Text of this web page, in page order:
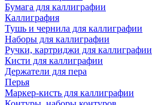
Бумага для каллиграфии
Каллиграфия
Тушь и чернила для каллиграфии
Наборы для каллиграфии
Ручки, картриджи для каллиграфии
Кисти для каллиграфии
Держатели для пера
Перья
Маркер-кисть для каллиграфии